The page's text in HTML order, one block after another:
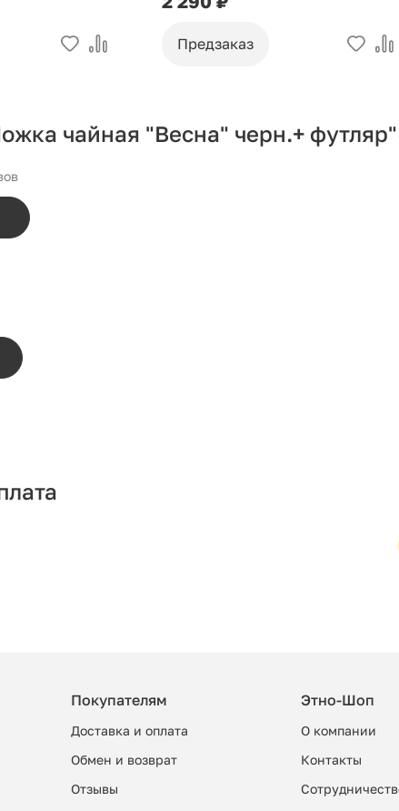
Предзаказ
чайная "Весна" черн.+ футляр"
Покупателям
Доставка и оплата
Обмен и возврат
Отзывы
Этно-Шоп
О компании
Контакты